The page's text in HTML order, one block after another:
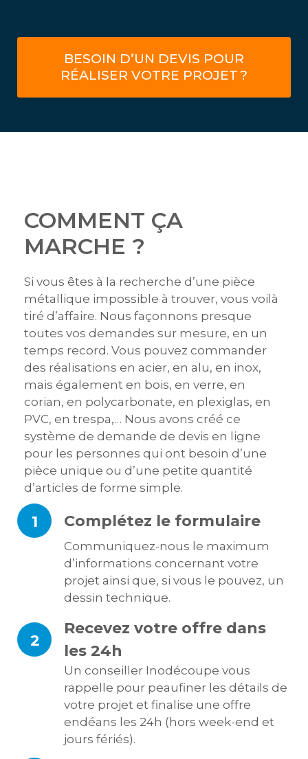
BESOIN D’UN DEVIS POUR
RÉALISER VOTRE PROJET ?
COMMENT ÇA
MARCHE ?
Si vous êtes à la recherche d’une pièce
métallique impossible à trouver, vous voilà
tiré d’affaire. Nous façonnons presque
toutes vos demandes sur mesure, en un
temps record. Vous pouvez commander
des réalisations en acier, en alu, en inox,
mais également en bois, en verre, en
corian, en polycarbonate, en plexiglas, en
PVC, en trespa,… Nous avons créé ce
système de demande de devis en ligne
pour les personnes qui ont besoin d’une
pièce unique ou d’une petite quantité
d’articles de forme simple.
1 Complétez le formulaire
Communiquez-nous le maximum
d’informations concernant votre
projet ainsi que, si vous le pouvez, un
dessin technique.
2
Recevez votre offre dans
les 24h
Un conseiller Inodécoupe vous
rappelle pour peaufiner les détails de
votre projet et finalise une offre
endéans les 24h (hors week-end et
jours fériés).